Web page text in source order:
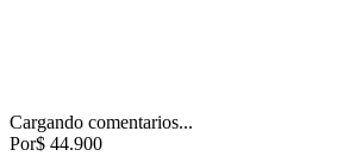
Cargando comentarios...
Por$ 44.900